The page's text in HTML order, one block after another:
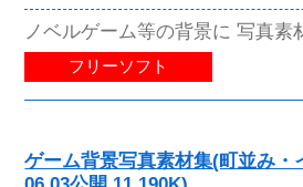
ノベルゲーム等の背景に 写真素
フリーソフト
ゲーム背景写真素材集(町並み・